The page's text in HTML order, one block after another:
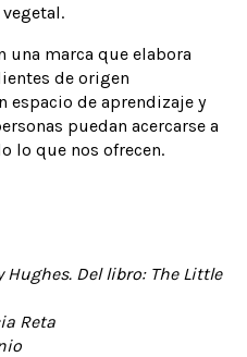
una marca que elabora
de origen
espacio de aprendizaje y
puedan acercarse a
lo que nos ofrecen.
Del libro: The Little
Reta